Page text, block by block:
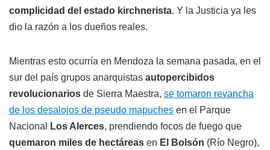
complicidad del estado kirchnerista. Y la Justicia ya les
dio la razón a los dueños reales.
Mientras esto ocurría en Mendoza la semana pasada, en el
sur del país grupos anarquistas autopercibidos
revolucionarios de Sierra Maestra, se tomaron revancha
de los desalojos de pseudo mapuches en el Parque
Nacional
Los Alerces, prendiendo focos de fuego que
quemaron miles de hectáreas en El Bolsón (Río Negro),